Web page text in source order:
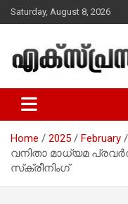
Skip
to
Saturday, August 8, 2026
Express
Christian
Home 2025 February
വനിതാ മാധ്യമ
സ്‌ക്രീനിംഗ്